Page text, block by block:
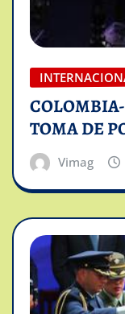
TOMA DE
Vimag